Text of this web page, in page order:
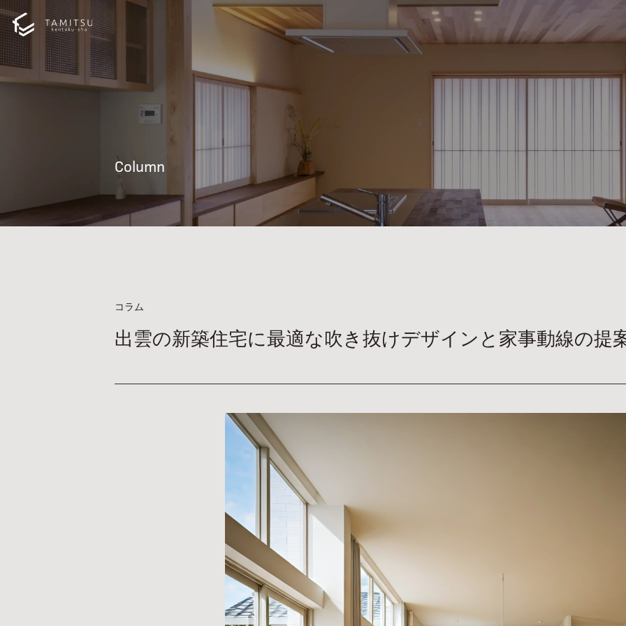
Column
コラム
出雲の新築住宅に最適な吹き抜けデザインと家事動線の提